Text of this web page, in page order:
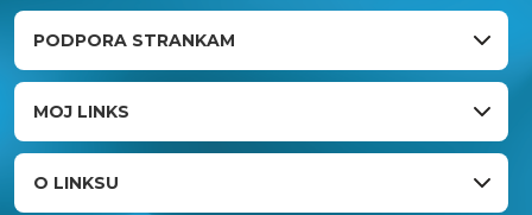
PODPORA STRANKAM
MOJ LINKS
O LINKSU